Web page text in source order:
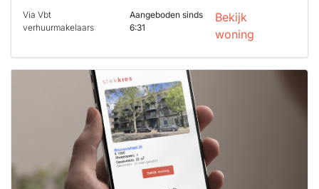
Via Vbt
verhuurmakelaars
Aangeboden sinds
6:31
Bekijk
woning